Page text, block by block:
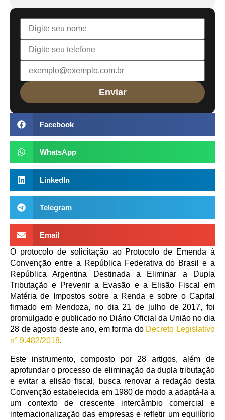
Facebook
WhatsApp
LinkedIn
Telegram
Email
O protocolo de solicitação ao Protocolo de Emenda à
Convenção entre a República Federativa do Brasil e a
República Argentina Destinada a Eliminar a Dupla
Tributação e Prevenir a Evasão e a Elisão Fiscal em
Matéria de Impostos sobre a Renda e sobre o Capital
firmado em Mendoza, no dia 21 de julho de 2017, foi
promulgado e publicado no Diário Oficial da União no dia
28 de agosto deste ano, em forma do Decreto Legislativo
n° 9.482/2018.
Este instrumento, composto por 28 artigos, além de
aprofundar o processo de eliminação da dupla tributação
e evitar a elisão fiscal, busca renovar a redação desta
Convenção estabelecida em 1980 de modo a adaptá-la a
um contexto de crescente intercâmbio comercial e
internacionalização das empresas e refletir um equilíbrio